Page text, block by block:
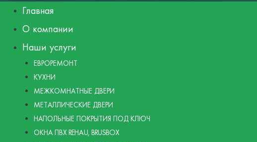
Главная
О компании
Наши услуги
ЕВРОРЕМОНТ
КУХНИ
МЕЖКОМНАТНЫЕ ДВЕРИ
МЕТАЛЛИЧЕСКИЕ ДВЕРИ
НАПОЛЬНЫЕ ПОКРЫТИЯ ПОД КЛЮЧ
ОКНА ПВХ REHAU, BRUSBOX